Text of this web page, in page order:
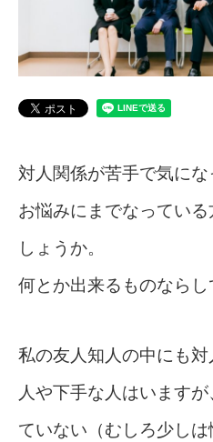
対人関係が苦手で気に
お悩みにまでなってい
しょうか。
何とか出来るものならし
私の友人知人の中にも
人や下手な人はいます
ていない（むしろ少しは